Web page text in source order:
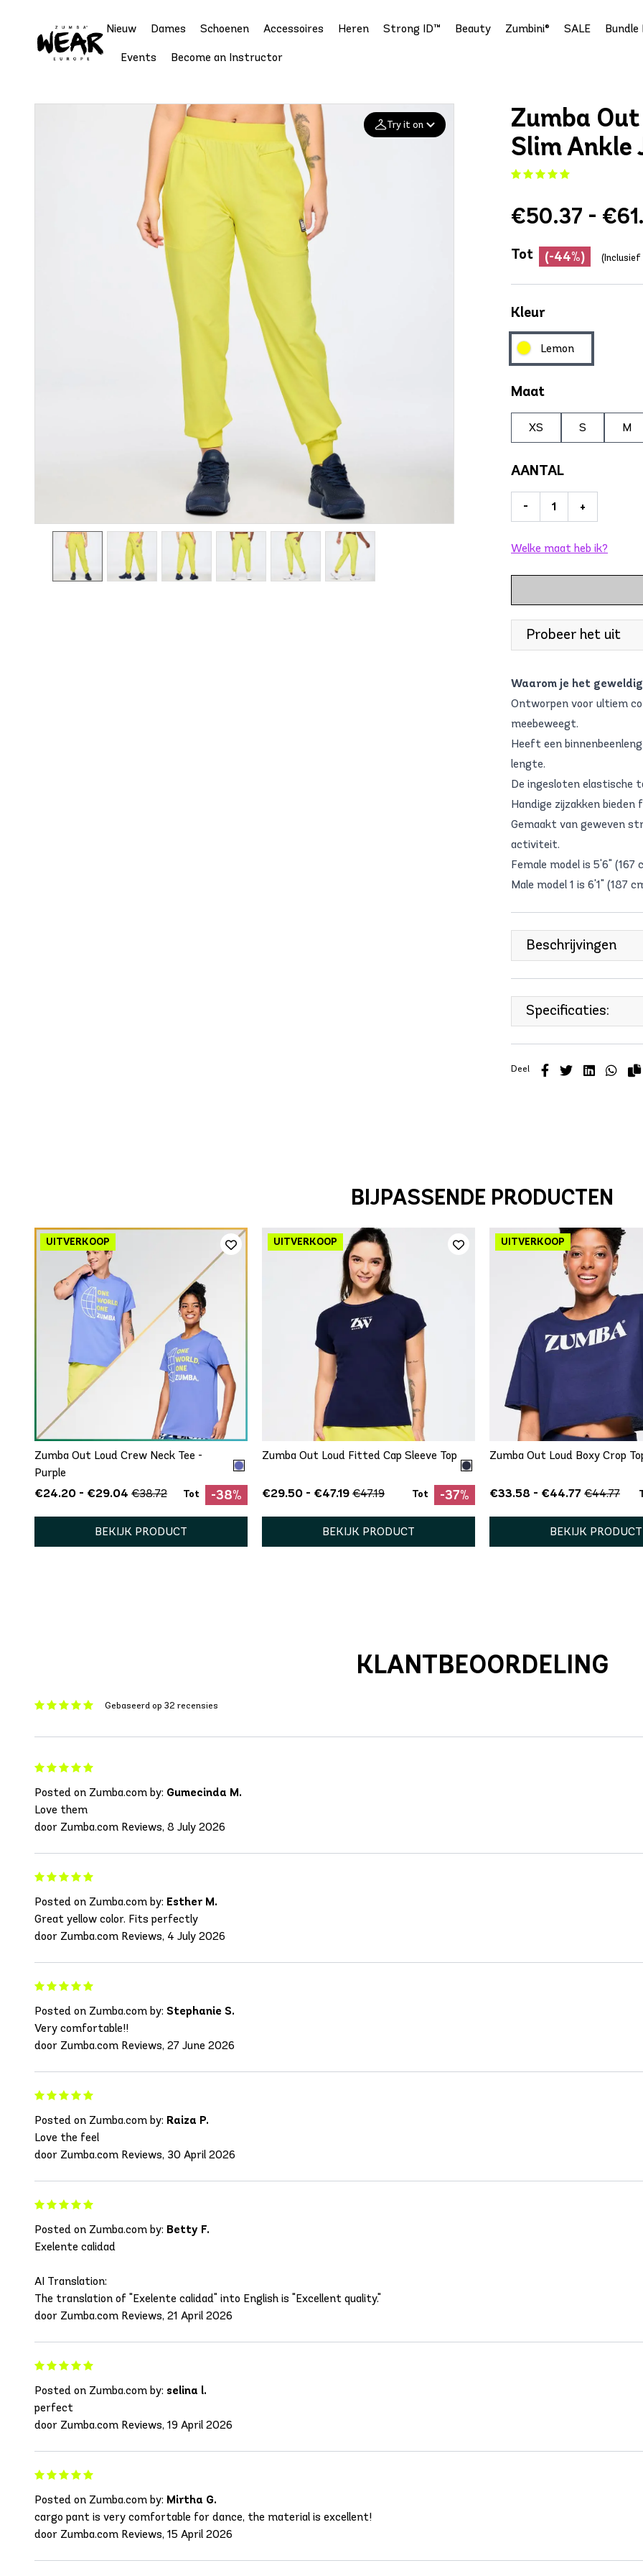
Nieuw Dames Schoenen Accessoires Heren Strong ID™ Beauty Zumbini® SALE Bundle
Events Become an Instructor
Try it on
Zumba
Slim Ankle
€50.37 -
Tot (-44%) (Inclusief
Kleur
Lemon
Maat
XS S M
AANTAL
- +
Welke maat heb ik?
Probeer het uit
Waarom je het
Ontworpen voor ultiem
meebeweegt.
Heeft een
lengte.
De ingesloten elastische
Handige zijzakken
Gemaakt van geweven
activiteit.
Female model is 5'6" (167
Male model 1 is 6'1" (187
Beschrijvingen
Specificaties:
Deel
BIJPASSENDE PRODUCTEN
SNEL TOEVOEGEN
XL/XXL
Zumba Out Loud Crew Neck Tee -
Purple
€24.20 - €29.04 €38.72 Tot -38%
BEKIJK PRODUCT
SNEL TOEVOEGEN
XXL
Zumba Out Loud Fitted Cap Sleeve Top
€29.50 - €47.19 €47.19 Tot -37%
BEKIJK PRODUCT
Zumba Out Loud Boxy Crop
€33.58 - €44.77 €44.77
BEKIJK PRODUCT
KLANTBEOORDELING
Gebaseerd op 32 recensies
Posted on Zumba.com by: Gumecinda M.
Love them
door Zumba.com Reviews, 8 July 2026
Posted on Zumba.com by: Esther M.
Great yellow color. Fits perfectly
door Zumba.com Reviews, 4 July 2026
Posted on Zumba.com by: Stephanie S.
Very comfortable!!
door Zumba.com Reviews, 27 June 2026
Posted on Zumba.com by: Raiza P.
Love the feel
door Zumba.com Reviews, 30 April 2026
Posted on Zumba.com by: Betty F.
Exelente calidad
AI Translation:
The translation of "Exelente calidad" into English is "Excellent quality."
door Zumba.com Reviews, 21 April 2026
Posted on Zumba.com by: selina l.
perfect
door Zumba.com Reviews, 19 April 2026
Posted on Zumba.com by: Mirtha G.
cargo pant is very comfortable for dance, the material is excellent!
door Zumba.com Reviews, 15 April 2026